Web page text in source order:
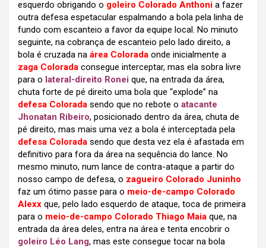
esquerdo obrigando o goleiro Colorado Anthoni a fazer
outra defesa espetacular espalmando a bola pela linha de
fundo com escanteio a favor da equipe local. No minuto
seguinte, na cobrança de escanteio pelo lado direito, a
bola é cruzada na área Colorada onde inicialmente a
zaga Colorada consegue interceptar, mas ela sobra livre
para o lateral-direito Ronei que, na entrada da área,
chuta forte de pé direito uma bola que “explode” na
defesa Colorada sendo que no rebote o atacante
Jhonatan Ribeiro, posicionado dentro da área, chuta de
pé direito, mas mais uma vez a bola é interceptada pela
defesa Colorada sendo que desta vez ela é afastada em
definitivo para fora da área na sequência do lance. No
mesmo minuto, num lance de contra-ataque a partir do
nosso campo de defesa, o zagueiro Colorado Juninho
faz um ótimo passe para o meio-de-campo Colorado
Alexx que, pelo lado esquerdo de ataque, toca de primeira
para o meio-de-campo Colorado Thiago Maia que, na
entrada da área deles, entra na área e tenta encobrir o
goleiro Léo Lang, mas este consegue tocar na bola